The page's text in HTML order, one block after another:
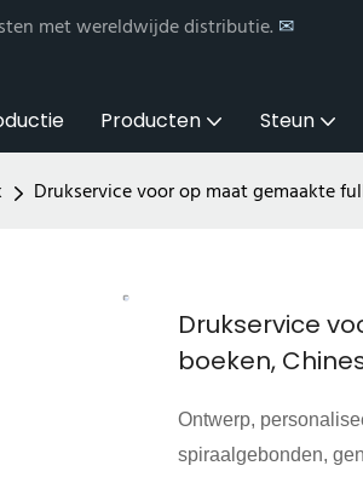
met wereldwijde distributie. ✉
Producten Steun
Drukservice voor op maat gemaakte
Drukservice
boeken,
Ontwerp,
spiraalgebonden,